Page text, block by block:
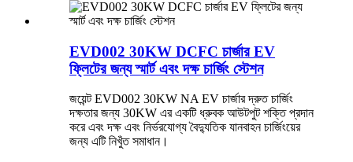
EVD002 30KW DCFC চার্জার EV
ফ্লিটের জন্য স্মার্ট এবং দক্ষ চার্জিং স্টেশন
জয়েন্ট EVD002 30KW NA EV চার্জার দ্রুত চার্জিং
দক্ষতার জন্য 30KW এর একটি ধ্রুবক আউটপুট শক্তি প্রদান
করে এবং দক্ষ এবং নির্ভরযোগ্য বৈদ্যুতিক যানবাহন চার্জিংয়ের
জন্য এটি নিখুঁত সমাধান।